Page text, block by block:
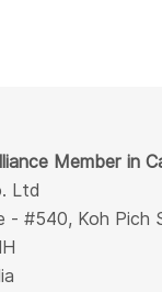
Member in
Ltd
- #540, Koh Pich